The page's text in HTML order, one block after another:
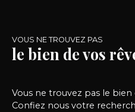
VOUS NE TROUVEZ PAS
le bien de vos
Vous ne trouvez pas le bien
Confiez nous votre